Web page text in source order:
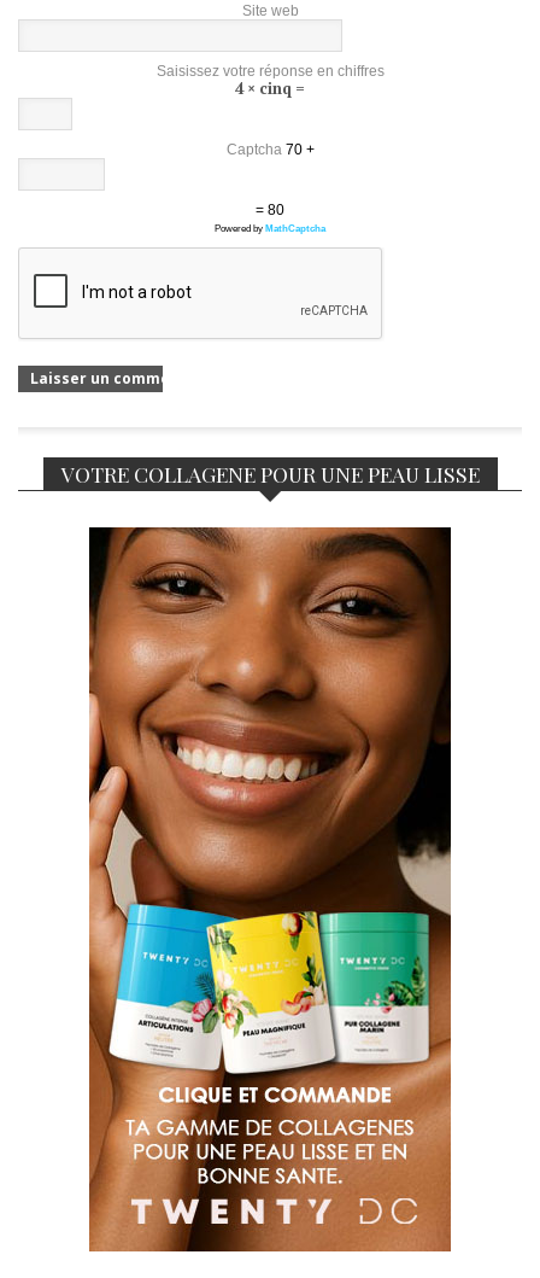
Site web
Saisissez votre réponse en chiffres
4 × cinq =
Captcha 70 +
= 80
Powered by MathCaptcha
VOTRE COLLAGENE POUR UNE PEAU LISSE